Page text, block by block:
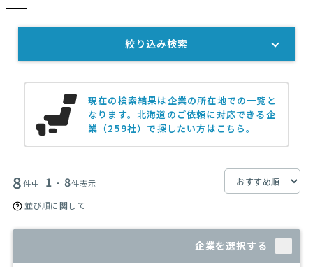
現在の検索結果は企業の所在地での一覧と
なります。北海道のご依頼に対応できる企
業（259社）で探したい方はこちら。
8件中 1 - 8件表示
並び順に関して
企業を選択する
絞り込み検索